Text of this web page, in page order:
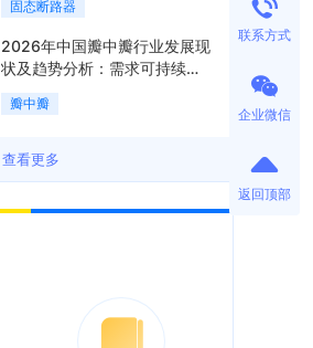
追赶「图」
固态断路器
2026年中国瓣中瓣行业发展现
状及趋势分析：需求可持续释
放，市场发展前景良好「图」
瓣中瓣
查看更多
联系方式
企业微信
返回顶部